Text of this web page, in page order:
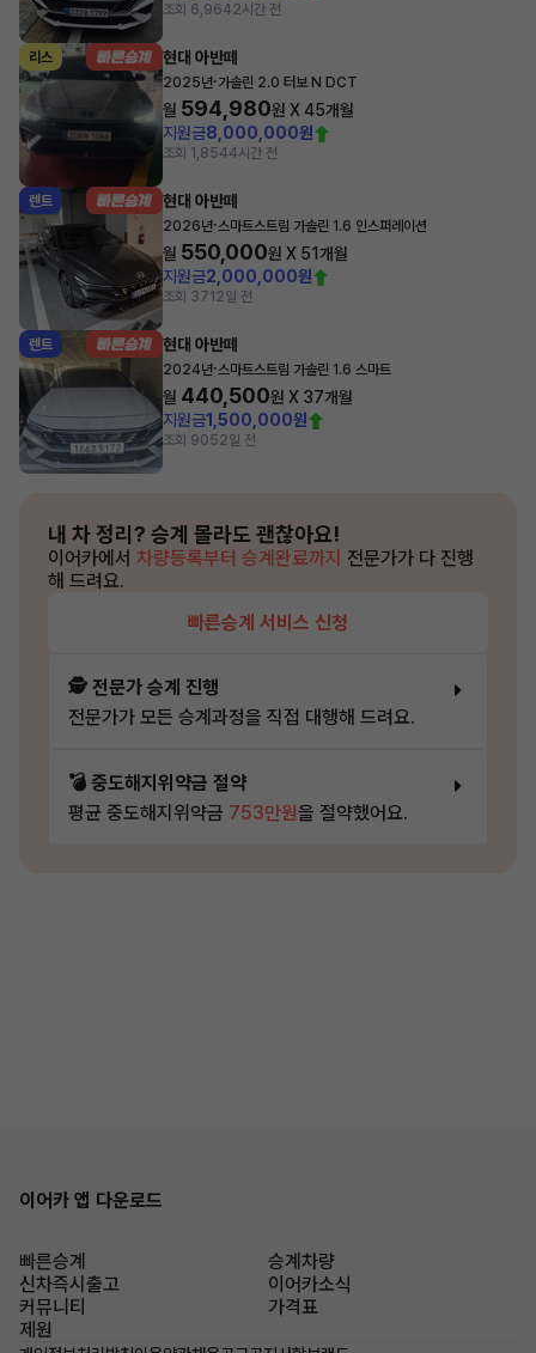
조회 6,9642시간 전
리스 현대 아반떼
2025년·가솔린 2.0 터보 N DCT
월 594,980원 X45개월
지원금8,000,000원
조회 1,8544시간 전
렌트 현대 아반떼
2026년·스마트스트림 가솔린 1.6 인스퍼레이션
월 550,000원 X 51개월
지원금2,000,000원
조회 371 2일 전
렌트 현대 아반떼
2024년·스마트스트림 가솔린 1.6 스마트
월 440,500원 X 37개월
지원금1,500,000원
조회 9052일 전
내 차 정리? 승계 몰라도 괜찮아요!
이어카에서 차량등록부터 승계완료까지 전문가가 다 진행
해 드려요.
빠른승계 서비스 신청
🕵️ 전문가 승계 진행
전문가가 모든 승계과정을 직접 대행해 드려요.
💣 중도해지위약금 절약
평균 중도해지위약금 753만원을 절약했어요.
이어카 앱 다운로드
빠른승계
승계차량
신차즉시출고
이어카소식
커뮤니티
가격표
제원